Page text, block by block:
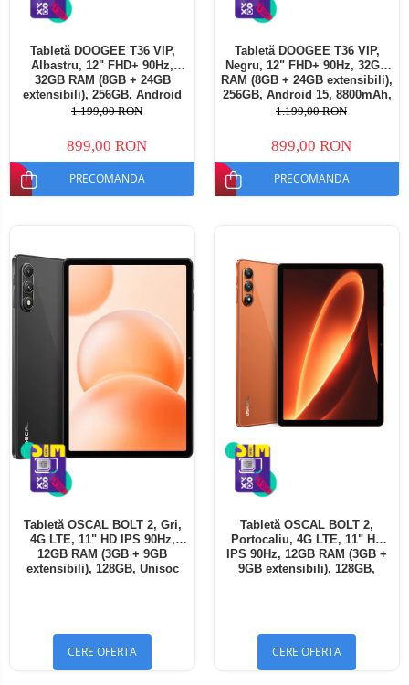
Tabletă DOOGEE T36 VIP,
Albastru, 12" FHD+ 90Hz,
32GB RAM (8GB + 24GB
extensibili), 256GB, Android
15, 8800mAh, Dual SIM
1.199,00 RON
899,00 RON
PRECOMANDA
Tabletă DOOGEE T36 VIP,
Negru, 12" FHD+ 90Hz, 32GB
RAM (8GB + 24GB extensibili),
256GB, Android 15, 8800mAh,
Dual SIM
1.199,00 RON
899,00 RON
PRECOMANDA
Tabletă OSCAL BOLT 2, Gri,
4G LTE, 11" HD IPS 90Hz,
12GB RAM (3GB + 9GB
extensibili), 128GB, Unisoc
CERE OFERTA
Tabletă OSCAL BOLT 2,
Portocaliu, 4G LTE, 11" HD
IPS 90Hz, 12GB RAM (3GB +
9GB extensibili), 128GB,
CERE OFERTA